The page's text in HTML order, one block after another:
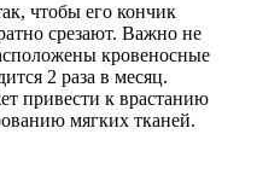
чтобы его кончик
срезают. Важно не
кровеносные
2 раза в месяц.
привести к врастанию
мягких тканей.